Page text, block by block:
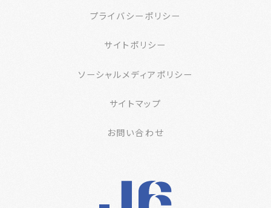
プライバシーポリシー
サイトポリシー
ソーシャルメディアポリシー
サイトマップ
お問い合わせ